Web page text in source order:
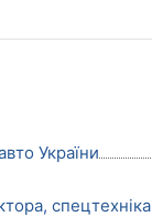
України
спецтехніка